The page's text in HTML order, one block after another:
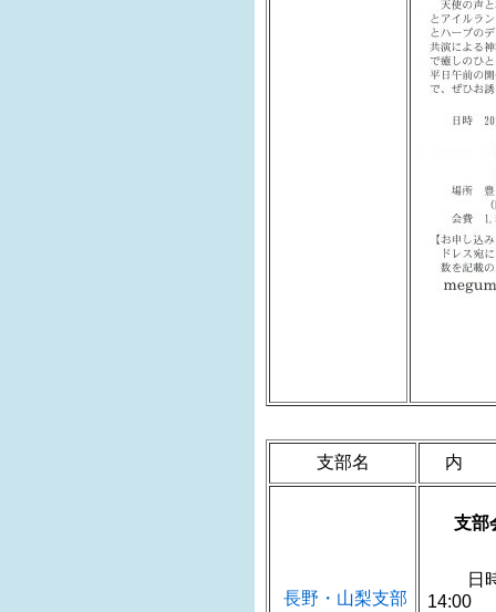
支部名 内
長野・山梨支部
支部
日